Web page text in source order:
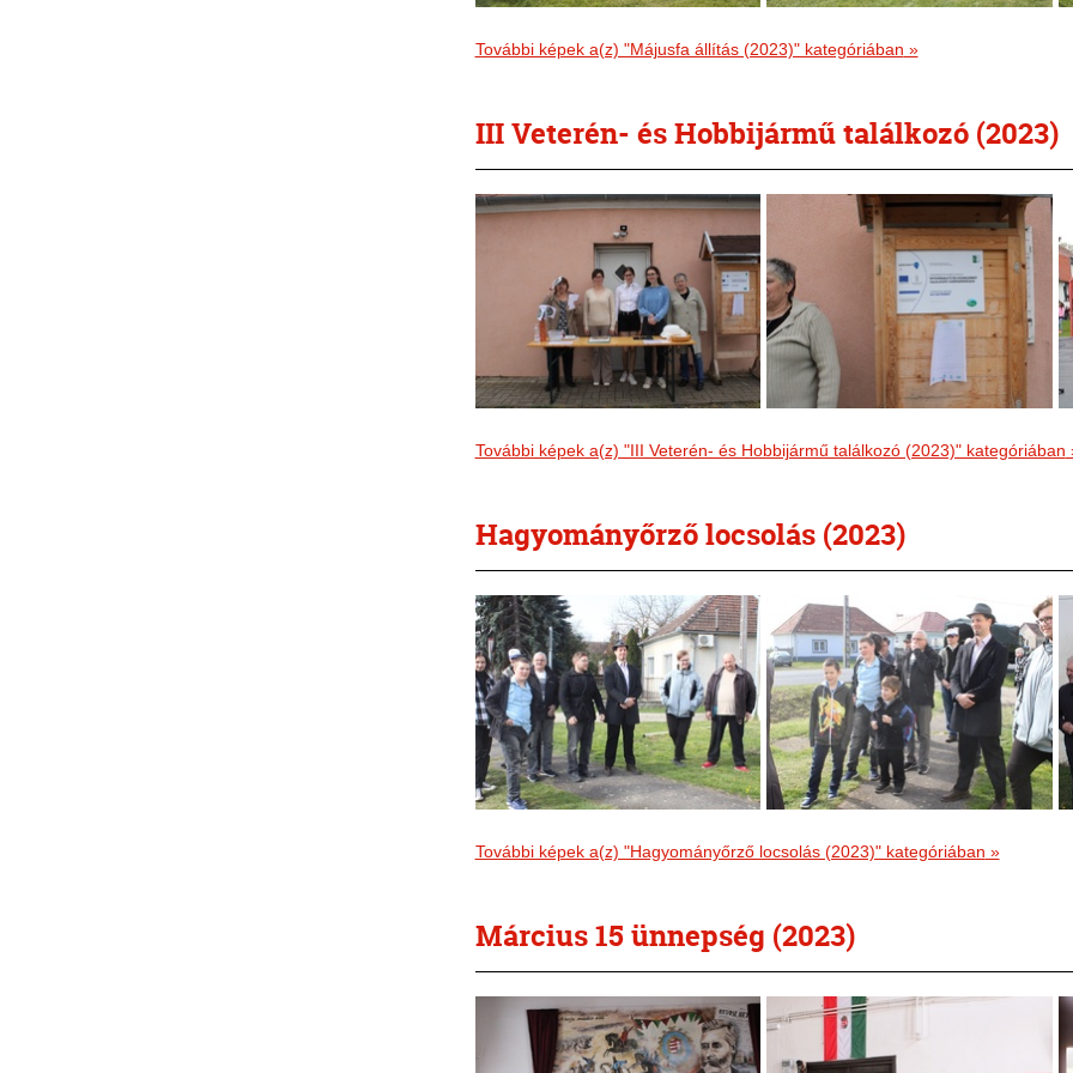
További képek a(z) "Májusfa állítás (2023)" kategóriában »
III Veterén- és Hobbijármű találkozó (2023)
További képek a(z) "III Veterén- és Hobbijármű találkozó (2023)" kategóriában
Hagyományőrző locsolás (2023)
További képek a(z) "Hagyományőrző locsolás (2023)" kategóriában »
Március 15 ünnepség (2023)